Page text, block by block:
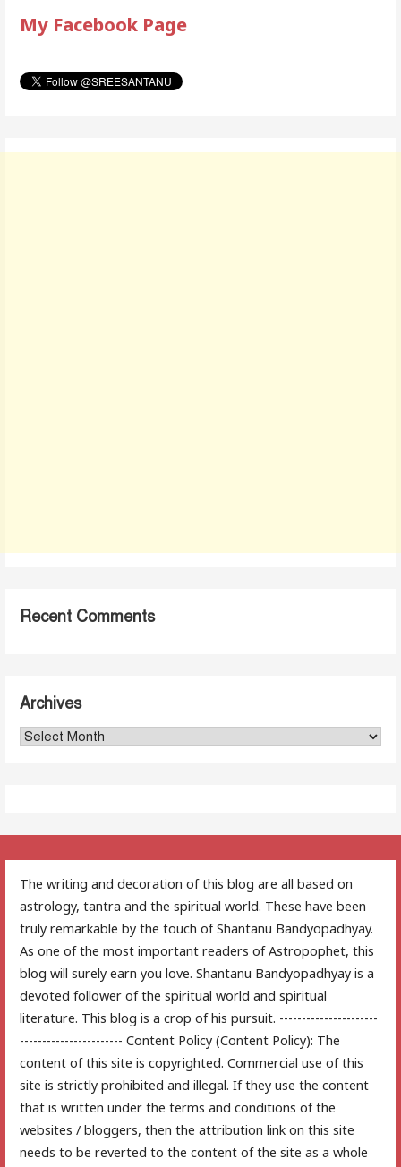
My Facebook Page
Recent Comments
Archives
Archives
The writing and decoration of this blog are all based on
astrology, tantra and the spiritual world. These have been
truly remarkable by the touch of Shantanu Bandyopadhyay.
As one of the most important readers of Astropophet, this
blog will surely earn you love. Shantanu Bandyopadhyay is a
devoted follower of the spiritual world and spiritual
literature. This blog is a crop of his pursuit. ----------------------
----------------------- Content Policy (Content Policy): The
content of this site is copyrighted. Commercial use of this
site is strictly prohibited and illegal. If they use the content
that is written under the terms and conditions of the
websites / bloggers, then the attribution link on this site
needs to be reverted to the content of the site as a whole